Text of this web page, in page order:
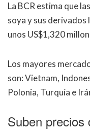
La BCR estima que
soya y sus derivados
unos US$1,320
Los mayores
son: Vietnam,
Polonia, Turquía e
Suben precios